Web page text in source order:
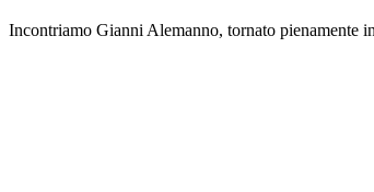
Incontriamo Gianni Alemanno, tornato pienamente